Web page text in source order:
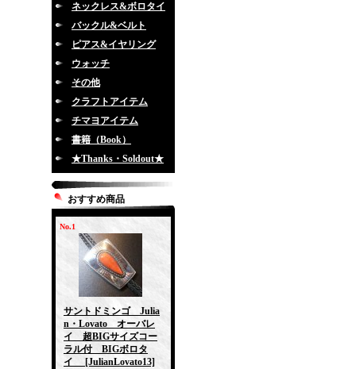
ネックレス&ボロタイ
バックル&ベルト
ピアス&イヤリング
ウォッチ
その他
クラフトアイテム
チマヨアイテム
書籍（Book）
★Thanks・Soldout★
おすすめ商品
No.1
サントドミンゴ Julia
n・Lovato オーバレ
イ 超BIGサイズコー
ラル付 BIGボロタ
イ
[JulianLovato13]